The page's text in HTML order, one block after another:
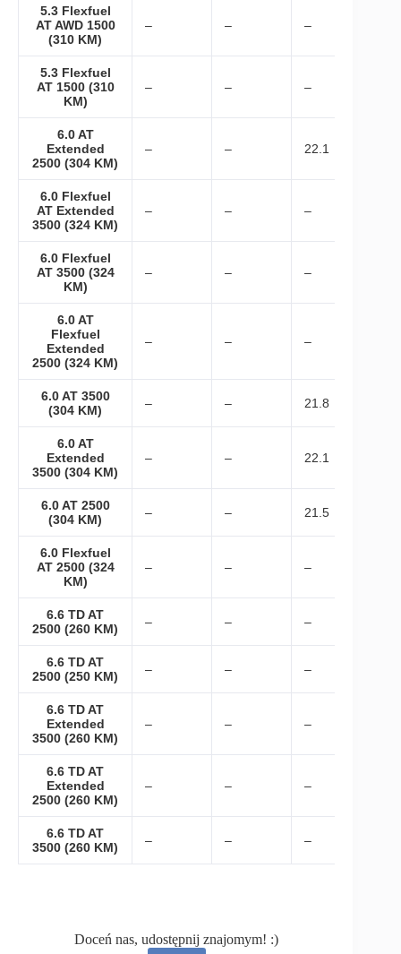
5.3 Flexfuel
AT AWD 1500
(310 KM)
– – –
5.3 Flexfuel
AT 1500 (310
KM)
– – –
6.0 AT
Extended
2500 (304 KM)
– – 22.1
6.0 Flexfuel
AT Extended
3500 (324 KM)
– – –
6.0 Flexfuel
AT 3500 (324
KM)
– – –
6.0 AT
Flexfuel
Extended
2500 (324 KM)
– – –
6.0 AT 3500
(304 KM)
– – 21.8
6.0 AT
Extended
3500 (304 KM)
– – 22.1
6.0 AT 2500
(304 KM)
– – 21.5
6.0 Flexfuel
AT 2500 (324
KM)
– – –
6.6 TD AT
2500 (260 KM)
– – –
6.6 TD AT
2500 (250 KM)
– – –
6.6 TD AT
Extended
3500 (260 KM)
– – –
6.6 TD AT
Extended
2500 (260 KM)
– – –
6.6 TD AT
3500 (260 KM)
– – –
Doceń nas, udostępnij znajomym! :)